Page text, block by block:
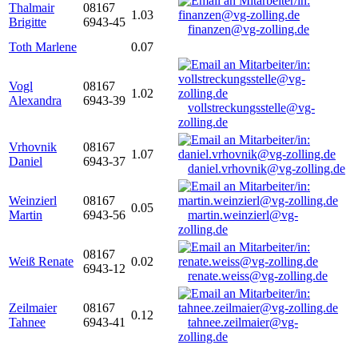
Thalmair
Brigitte
08167
6943-45
1.03
finanzen@vg-zolling.de
Toth Marlene
0.07
Vogl
Alexandra
08167
6943-39
1.02
vollstreckungsstelle@vg-
zolling.de
Vrhovnik
Daniel
08167
6943-37
1.07
daniel.vrhovnik@vg-zolling.de
Weinzierl
Martin
08167
6943-56
0.05
martin.weinzierl@vg-
zolling.de
Weiß Renate
08167
6943-12
0.02
renate.weiss@vg-zolling.de
Zeilmaier
Tahnee
08167
6943-41
0.12
tahnee.zeilmaier@vg-
zolling.de